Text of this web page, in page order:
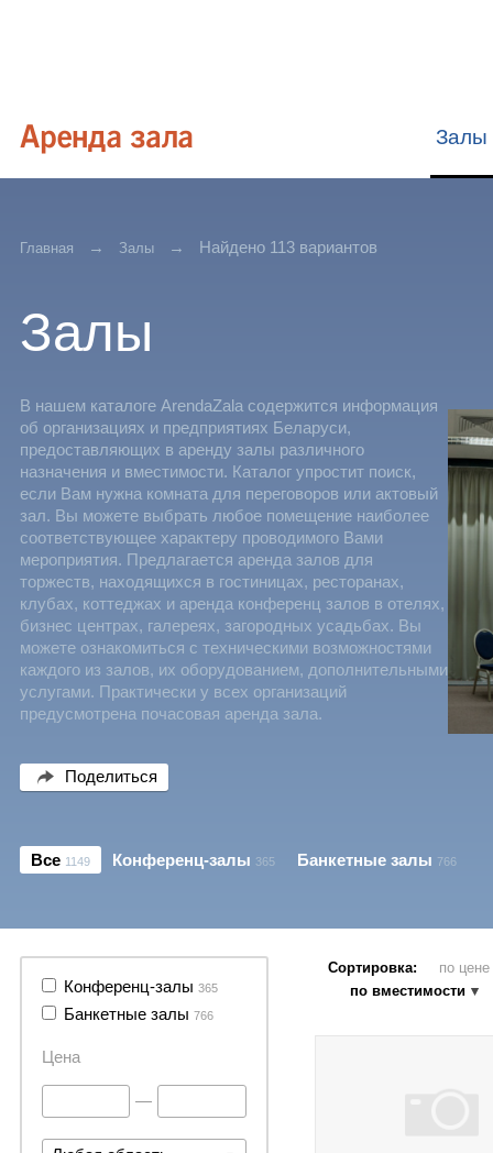
Залы
Главная Залы Найдено 113 вариантов
Залы
В нашем каталоге ArendaZala содержится информация
об организациях и предприятиях Беларуси,
предоставляющих в аренду залы различного
назначения и вместимости. Каталог упростит поиск,
если Вам нужна комната для переговоров или актовый
зал. Вы можете выбрать любое помещение наиболее
соответствующее характеру проводимого Вами
мероприятия. Предлагается аренда залов для
торжеств, находящихся в гостиницах, ресторанах,
клубах, коттеджах и аренда конференц залов в отелях,
бизнес центрах, галереях, загородных усадьбах. Вы
можете ознакомиться с техническими возможностями
каждого из залов, их оборудованием, дополнительными
услугами. Практически у всех организаций
предусмотрена почасовая аренда зала.
Поделиться
Все 1149 Конференц-залы 365 Банкетные залы 766
Конференц-залы 365
Банкетные залы 766
Цена
—
Сортировка:
по цене
по вместимости